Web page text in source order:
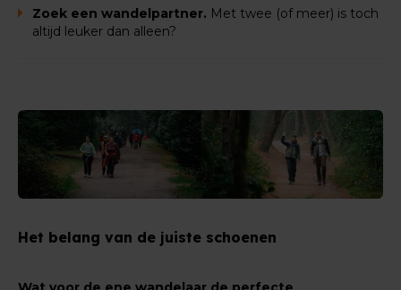
Zoek een wandelpartner. Met twee (of meer) is toch
altijd leuker dan alleen?
Het belang van de juiste schoenen